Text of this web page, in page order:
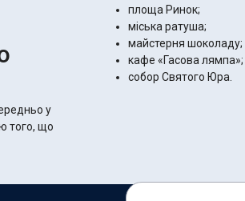
у
того, що
площа Ринок;
міська ратуша;
майстерня шоколаду;
кафе «Гасова лямпа»;
собор Святого Юра.